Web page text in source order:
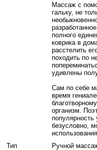
Массаж с
гальку, не
полного
коврика в
расстелить
походить по
удивлены
Сам по себе
время
организм.
безусловно,
Тип
Ручной